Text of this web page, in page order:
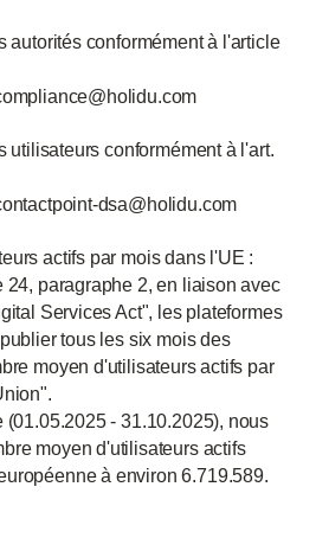
autorités conformément à l'article
utilisateurs conformément à l'art.
dsa@holidu.com
actifs par mois dans l'UE :
24, paragraphe 2, en liaison avec
Services Act", les plateformes
tous les six mois des
moyen d'utilisateurs actifs par
(01.05.2025 - 31.10.2025), nous
moyen d'utilisateurs actifs
à environ 6.719.589.